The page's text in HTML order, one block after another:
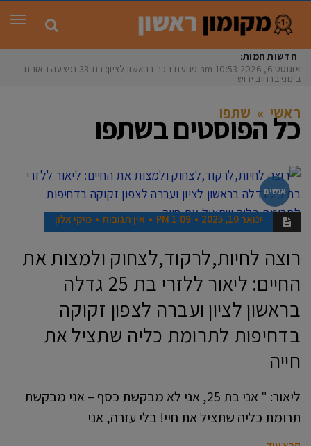
חדשות חמות:
אוגוסט 6, 2026
10:53 am פגיעת רכב בראשון לציון: בת 33 נפצעה באורח
בינוני ברחוב ירושלי
ראשי » שתפו
כל הפוסטים בשתפו
אנשים
ינואר 10, 2025 1:09 PM אין תגובות מיקי אלון
רוצה לחיות,לרקוד,לצחוק ולמצות את
החיים: ליאור ללזרי בת 25 גדלה
בראשון לציון ועברה לצפון זקוקה
בדחיפות לתרומת כליה שתציל את
חייה
ליאור: " אני בת 25, אני לא מבקשת כסף – אני מבקשת
תרומת כליה שתציל את חיי! בלי עזרה, אני